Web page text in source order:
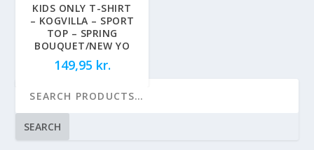
KIDS ONLY T-SHIRT
– KOGVILLA – SPORT
TOP – SPRING
BOUQUET/NEW YO
149,95 kr.
SEARCH